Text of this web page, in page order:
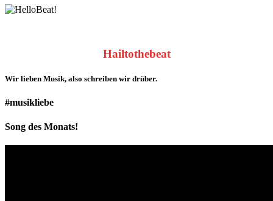
Hailtothebeat
Wir lieben Musik, also schreiben wir drüber.
#musikliebe
Song des Monats!